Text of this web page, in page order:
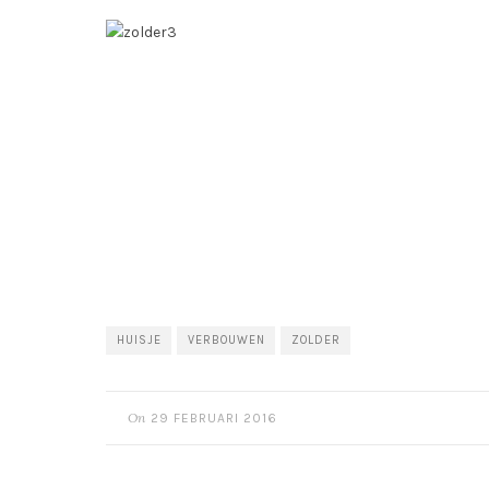
HUISJE VERBOUWEN ZOLDER
On 29 FEBRUARI 2016